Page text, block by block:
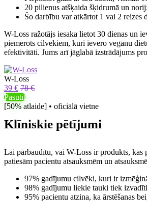
20 pilienus atšķaida šķidrumā un norij;
Šo darbību var atkārtot 1 vai 2 reizes
W-Loss ražotājs iesaka lietot 30 dienas un
piemērots cilvēkiem, kuri ievēro vegānu
efektivitāti. Jums arī jāglabā izstrādājums
W-Loss
39 € 78 €
Pasūtīt
[50% atlaide] • oficiālā vietne
Klīniskie pētījumi
Lai pārbaudītu, vai W-Loss ir produkts, kas
patiesām pacientu atsauksmēm un
97% gadījumu cilvēki, kuri ir
98% gadījumu liekie tauki tiek
95% pacientu atzina, ka ārstēšanas